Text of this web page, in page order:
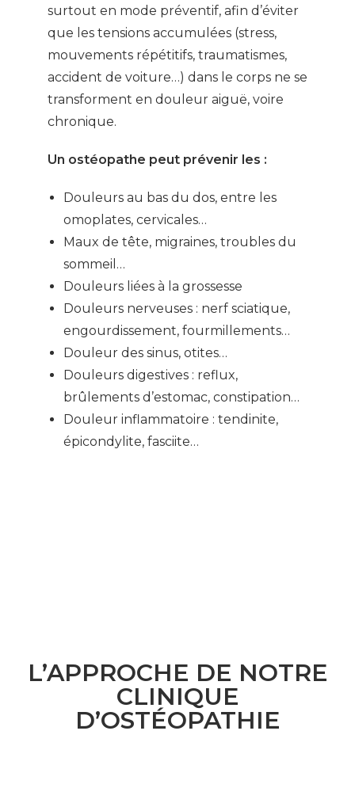
surtout en mode préventif, afin d’éviter
que les tensions accumulées (stress,
mouvements répétitifs, traumatismes,
accident de voiture…) dans le corps ne se
transforment en douleur aiguë, voire
chronique.
Un ostéopathe peut prévenir les :
Douleurs au bas du dos, entre les
omoplates, cervicales…
Maux de tête, migraines, troubles du
sommeil…
Douleurs liées à la grossesse
Douleurs nerveuses : nerf sciatique,
engourdissement, fourmillements…
Douleur des sinus, otites…
Douleurs digestives : reflux,
brûlements d’estomac, constipation…
Douleur inflammatoire : tendinite,
épicondylite, fasciite…
L’APPROCHE DE NOTRE
CLINIQUE
D’OSTÉOPATHIE